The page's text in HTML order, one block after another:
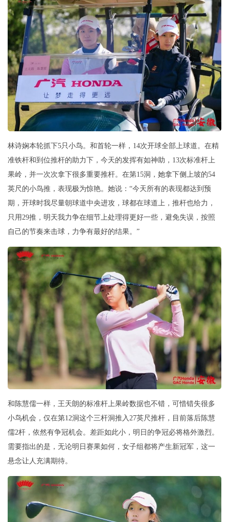
林诗娴本轮抓下5只小鸟。和首轮一样，14次开球全部上球道。在精
准铁杆和到位推杆的助力下，今天的发挥有如神助，13次标准杆上
果岭，并一次次拿下很多重要推杆。在第15洞，她拿下侧上坡的54
英尺的小鸟推，表现极为惊艳。她说：“今天所有的表现都达到预
期，开球时我尽量朝球道中央进攻，球都在球道上，推杆也给力，
只用29推，明天我力争在细节上处理得更好一些，避免失误，按照
自己的节奏来击球，力争有最好的结果。”
和陈慧儒一样，王天朗的标准杆上果岭数据也不错，可惜错失很多
小鸟机会，仅在第12洞这个三杆洞推入27英尺推杆，目前落后陈慧
儒2杆，依然有争冠机会。差距如此小，明日的争冠必将格外激烈。
需要指出的是，无论明日赛果如何，女子组都将产生新冠军，这一
悬念让人充满期待。